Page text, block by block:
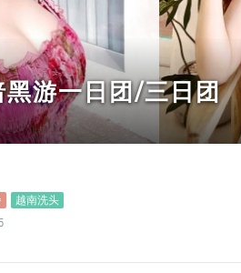
游一日团/三日团
越南洗头